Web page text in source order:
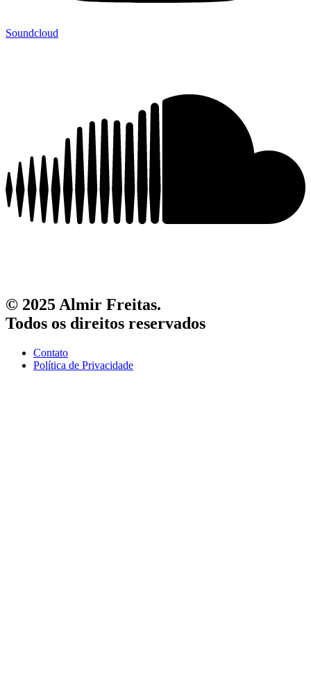
Soundcloud
© 2025 Almir Freitas.
Todos os direitos reservados
Contato
Política de Privacidade